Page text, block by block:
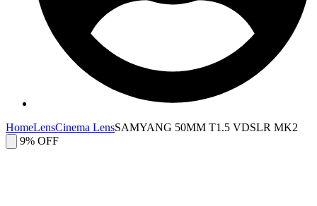
HomeLensCinema LensSAMYANG 50MM T1.5 VDSLR MK2
9% OFF